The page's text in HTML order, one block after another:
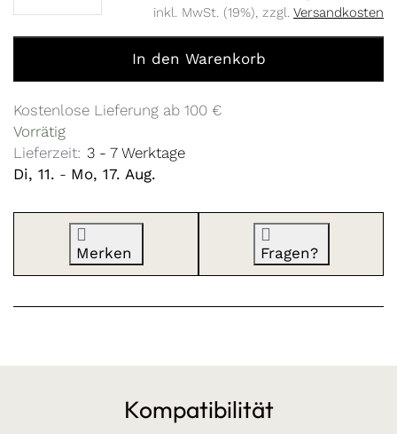
inkl. MwSt. (19%), zzgl. Versandkosten
In den Warenkorb
Kostenlose Lieferung ab 100 €
Vorrätig
Lieferzeit: 3 - 7 Werktage
Di, 11. - Mo, 17. Aug.
Merken Fragen?
Kompatibilität